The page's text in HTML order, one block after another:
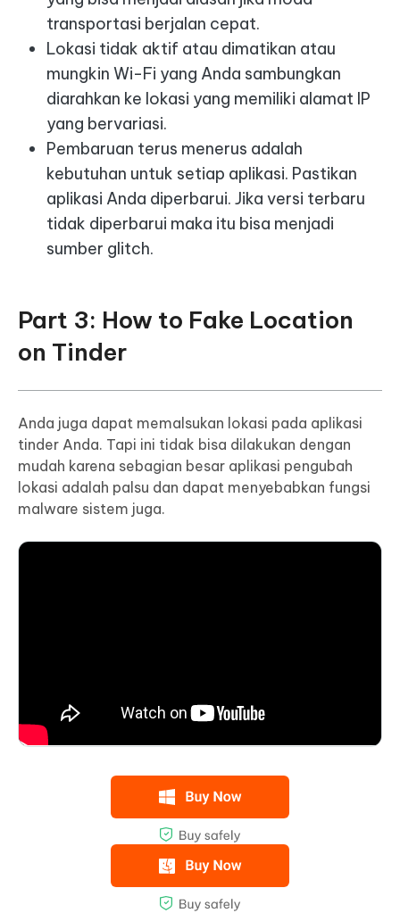
transportasi berjalan cepat.
Lokasi tidak aktif atau dimatikan atau
mungkin Wi-Fi yang Anda sambungkan
diarahkan ke lokasi yang memiliki alamat IP
yang bervariasi.
Pembaruan terus menerus adalah
kebutuhan untuk setiap aplikasi. Pastikan
aplikasi Anda diperbarui. Jika versi terbaru
tidak diperbarui maka itu bisa menjadi
sumber glitch.
Part 3: How to Fake Location
on Tinder
Anda juga dapat memalsukan lokasi pada aplikasi
tinder Anda. Tapi ini tidak bisa dilakukan dengan
mudah karena sebagian besar aplikasi pengubah
lokasi adalah palsu dan dapat menyebabkan fungsi
malware sistem juga.